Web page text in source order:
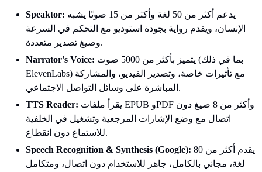
Speaktor:
الإنسان، ويقدم رواية بجودة استوديو مع التحكم في السرعة
وصيغ تصدير متعددة.
Narrator's Voice: يتميز بأكثر من 5000 صوت (بما في ذلك
ElevenLabs) مع تأثيرات خاصة، وتصدير الفيديو، والمشاركة
المباشرة على وسائل التواصل الاجتماعي.
TTS Reader:
اتصال مع وضع الإشارات المرجعية وتشغيل في الخلفية
للاستماع دون انقطاع.
Speech Recognition & Synthesis (Google):
لغة، مجاني بالكامل، جاهز للاستخدام دون اتصال، ومتكامل